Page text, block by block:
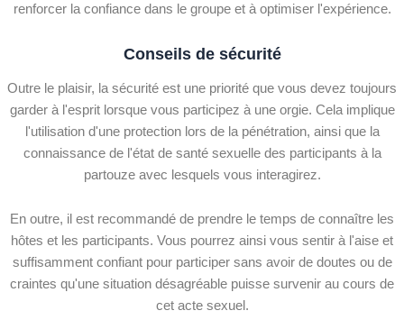
renforcer la confiance dans le groupe et à optimiser l'expérience.
Conseils de sécurité
Outre le plaisir, la sécurité est une priorité que vous devez toujours
garder à l'esprit lorsque vous participez à une orgie. Cela implique
l'utilisation d'une protection lors de la pénétration, ainsi que la
connaissance de l'état de santé sexuelle des participants à la
partouze avec lesquels vous interagirez.
En outre, il est recommandé de prendre le temps de connaître les
hôtes et les participants. Vous pourrez ainsi vous sentir à l'aise et
suffisamment confiant pour participer sans avoir de doutes ou de
craintes qu'une situation désagréable puisse survenir au cours de
cet acte sexuel.